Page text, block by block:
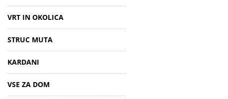
VRT IN OKOLICA
STRUC MUTA
KARDANI
VSE ZA DOM